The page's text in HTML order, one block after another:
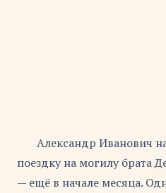
Александр Иванович
поездку на могилу брата
— ещё в начале месяца.